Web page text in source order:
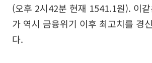
(오후 2시42분 현재 1541.1원). 이
가 역시 금융위기 이후 최고치를 경
다.